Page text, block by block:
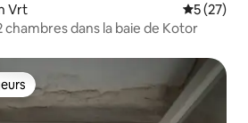
Vrt
5 (27)
dans la baie de Kotor